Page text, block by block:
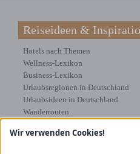
Reiseideen &
Hotels nach Themen
Wellness-Lexikon
Business-Lexikon
Urlaubsregionen in Deutschland
Urlaubsideen in Deutschland
Wanderrouten
Kooperation &
Wir verwenden Cookies!